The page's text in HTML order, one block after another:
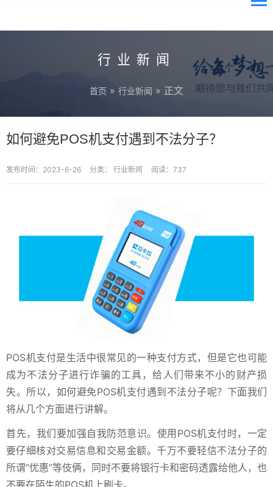
行业新闻
首页 » 行业新闻 » 正文
如何避免POS机支付遇到不法分子？
发布时间：2023-6-26 分类： 行业新闻 阅读：737
POS机支付是生活中很常见的一种支付方式，但是它也可能
成为不法分子进行诈骗的工具，给人们带来不小的财产损
失。所以，如何避免POS机支付遇到不法分子呢？下面我们
将从几个方面进行讲解。
首先，我们要加强自我防范意识。使用POS机支付时，一定
要仔细核对交易信息和交易金额。千万不要轻信不法分子的
所谓“优惠”等伎俩，同时不要将银行卡和密码透露给他人，也